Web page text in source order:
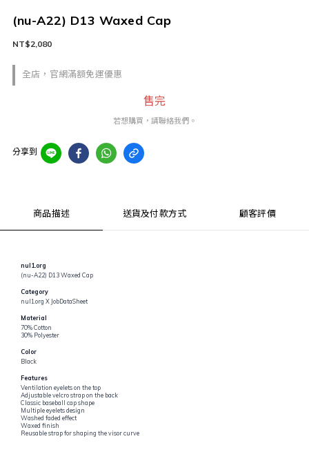
(nu-A22) D13 Waxed Cap
全店，官網滿額免運優惠
NT$2,080
售完
若想購買，請聯絡我們。
分享到
商品描述 送貨及付款方式 顧客評價
nul1.org
(nu-A22) D13 Waxed Cap
Category
nul1.org X JobDataSheet
Material
70% Cotton
30% Polyester
Color
Black
Features
Ventilation eyelets on the top
Adjustable velcro strap on the back
Classic baseball cap shape
Multiple eyelets design
Washed faded effect
Waxed finish
Reusable strap for shaping the visor curve